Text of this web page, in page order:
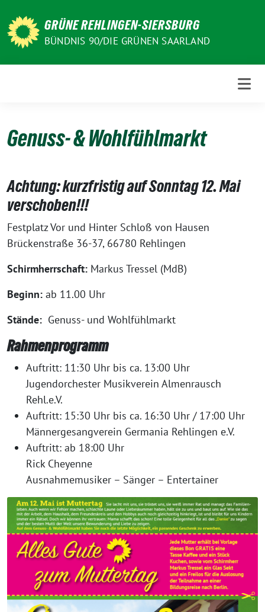
zum
Inhalt
GRÜNE REHLINGEN-SIERSBURG
BÜNDNIS 90/DIE GRÜNEN SAARLAND
Genuss- & Wohlfühlmarkt
Achtung: kurzfristig auf Sonntag 12. Mai
verschoben!!!
Festplatz Vor und Hinter Schloß von Hausen
Brückenstraße 36-37, 66780 Rehlingen
Schirmherrschaft: Markus Tressel (MdB)
Beginn: ab 11.00 Uhr
Stände: Genuss- und Wohlfühlmarkt
Rahmenprogramm
Auftritt: 11:30 Uhr bis ca. 13:00 Uhr
Jugendorchester Musikverein Almenrausch
Rehl.e.V.
Auftritt: 15:30 Uhr bis ca. 16:30 Uhr / 17:00 Uhr
Männergesangverein Germania Rehlingen e.V.
Auftritt: ab 18:00 Uhr
Rick Cheyenne
Ausnahmemusiker – Sänger – Entertainer